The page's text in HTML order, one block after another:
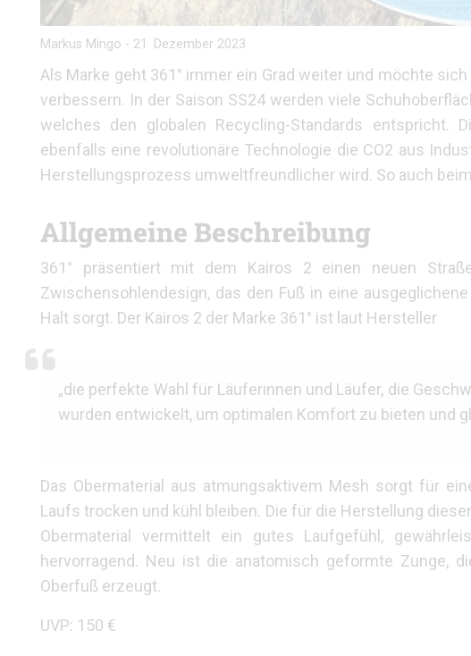
Markus Mingo - 21. Dezember 2023
Als Marke geht 361° immer ein Grad weiter und möchte sich
verbessern. In der Saison SS24 werden viele
welches den globalen Recycling-Standards entspricht.
ebenfalls eine revolutionäre Technologie die CO2 aus
Herstellungsprozess umweltfreundlicher wird. So auch
Allgemeine Beschreibung
361° präsentiert mit dem Kairos 2 einen neuen
Zwischensohlendesign, das den Fuß in eine
Halt sorgt. Der Kairos 2 der Marke 361° ist laut Hersteller
„die perfekte Wahl für Läuferinnen und Läufer, die
wurden entwickelt, um optimalen Komfort zu bieten und
Das Obermaterial aus atmungsaktivem Mesh sorgt für
Laufs trocken und kühl bleiben. Die für die Herstellung
Obermaterial vermittelt ein gutes Laufgefühl,
hervorragend. Neu ist die anatomisch geformte Zunge,
Oberfuß erzeugt.
UVP: 150 €